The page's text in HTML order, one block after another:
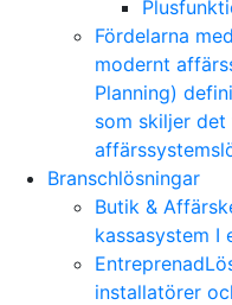
Fördelarna
modernt
Planning)
som skiljer
Branschlösningar
Butik &
kassasystem I
Entreprenad
installatörer